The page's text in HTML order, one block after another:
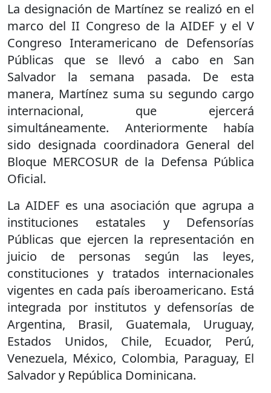
La designación de Martínez se realizó en el
marco del II Congreso de la AIDEF y el V
Congreso Interamericano de Defensorías
Públicas que se llevó a cabo en San
Salvador la semana pasada. De esta
manera, Martínez suma su segundo cargo
internacional, que ejercerá
simultáneamente. Anteriormente había
sido designada coordinadora General del
Bloque MERCOSUR de la Defensa Pública
Oficial.
La AIDEF es una asociación que agrupa a
instituciones estatales y Defensorías
Públicas que ejercen la representación en
juicio de personas según las leyes,
constituciones y tratados internacionales
vigentes en cada país iberoamericano. Está
integrada por institutos y defensorías de
Argentina, Brasil, Guatemala, Uruguay,
Estados Unidos, Chile, Ecuador, Perú,
Venezuela, México, Colombia, Paraguay, El
Salvador y República Dominicana.